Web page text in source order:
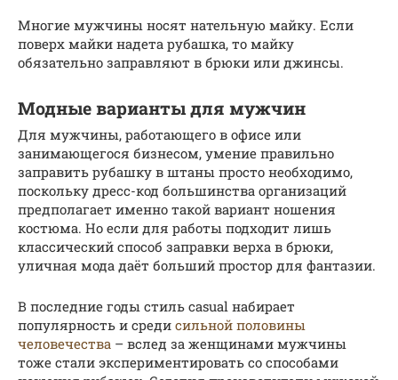
Многие мужчины носят нательную майку. Если
поверх майки надета рубашка, то майку
обязательно заправляют в брюки или джинсы.
Модные варианты для мужчин
Для мужчины, работающего в офисе или
занимающегося бизнесом, умение правильно
заправить рубашку в штаны просто необходимо,
поскольку дресс-код большинства организаций
предполагает именно такой вариант ношения
костюма. Но если для работы подходит лишь
классический способ заправки верха в брюки,
уличная мода даёт больший простор для фантазии.
В последние годы стиль casual набирает
популярность и среди сильной половины
человечества – вслед за женщинами мужчины
тоже стали экспериментировать со способами